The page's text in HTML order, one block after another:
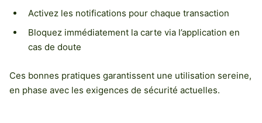
Activez les notifications pour chaque transaction
Bloquez immédiatement la carte via l’application en
cas de doute
Ces bonnes pratiques garantissent une utilisation sereine,
en phase avec les exigences de sécurité actuelles.